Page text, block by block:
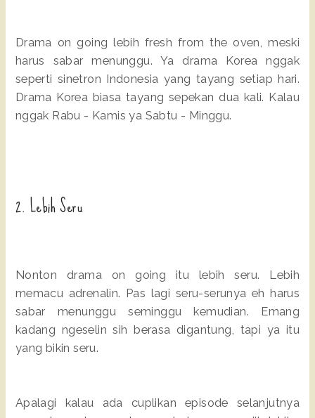
Drama on going lebih fresh from the oven, meski
harus sabar menunggu. Ya drama Korea nggak
seperti sinetron Indonesia yang tayang setiap hari.
Drama Korea biasa tayang sepekan dua kali. Kalau
nggak Rabu - Kamis ya Sabtu - Minggu.
2. Lebih Seru
Nonton drama on going itu lebih seru. Lebih
memacu adrenalin. Pas lagi seru-serunya eh harus
sabar menunggu seminggu kemudian. Emang
kadang ngeselin sih berasa digantung, tapi ya itu
yang bikin seru.
Apalagi kalau ada cuplikan episode selanjutnya